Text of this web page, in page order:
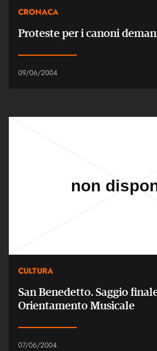
CRONACA
Proteste per i canoni
09/06/2004
CULTURA
San Benedetto. Saggio
Orientamento Musicale
07/06/2004